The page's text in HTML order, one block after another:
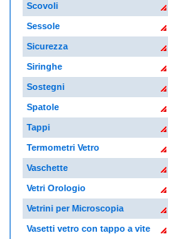
Scovoli
Sessole
Sicurezza
Siringhe
Sostegni
Spatole
Tappi
Termometri Vetro
Vaschette
Vetri Orologio
Vetrini per Microscopia
Vasetti vetro con tappo a vite